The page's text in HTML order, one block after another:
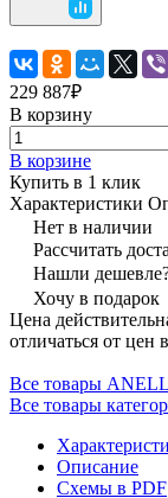
229 887₽
В корзину
В корзине
Купить в 1 клик
Характеристики
Нет в наличии
Рассчитать
Нашли
Хочу в подарок
Цена
отличаться от цен
Все товары
Все товары
Описание
Схемы в PDF